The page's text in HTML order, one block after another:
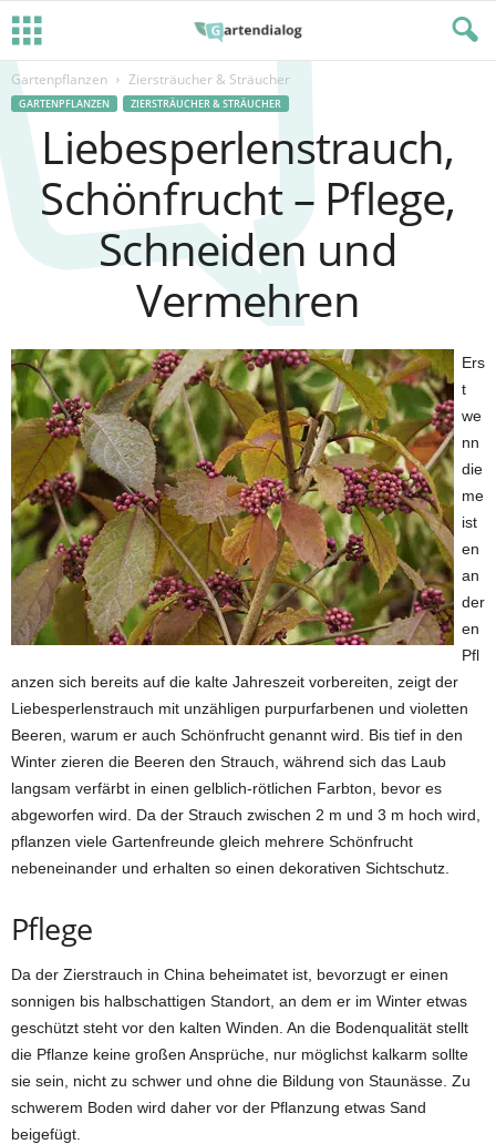
Gartenpflanzen Ziersträucher & Sträucher
GARTENPFLANZEN ZIERSTRÄUCHER & STRÄUCHER
Liebesperlenstrauch,
Schönfrucht – Pflege,
Schneiden und
Vermehren
Ers
t
we
nn
die
me
ist
en
an
der
en
Pfl
anzen sich bereits auf die kalte Jahreszeit vorbereiten, zeigt der
Liebesperlenstrauch mit unzähligen purpurfarbenen und violetten
Beeren, warum er auch Schönfrucht genannt wird. Bis tief in den
Winter zieren die Beeren den Strauch, während sich das Laub
langsam verfärbt in einen gelblich-rötlichen Farbton, bevor es
abgeworfen wird. Da der Strauch zwischen 2 m und 3 m hoch wird,
pflanzen viele Gartenfreunde gleich mehrere Schönfrucht
nebeneinander und erhalten so einen dekorativen Sichtschutz.
Pflege
Da der Zierstrauch in China beheimatet ist, bevorzugt er einen
sonnigen bis halbschattigen Standort, an dem er im Winter etwas
geschützt steht vor den kalten Winden. An die Bodenqualität stellt
die Pflanze keine großen Ansprüche, nur möglichst kalkarm sollte
sie sein, nicht zu schwer und ohne die Bildung von Staunässe. Zu
schwerem Boden wird daher vor der Pflanzung etwas Sand
beigefügt.